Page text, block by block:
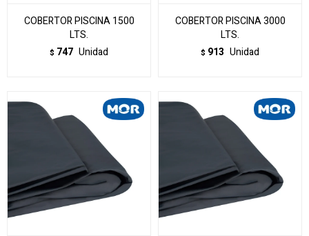
COBERTOR PISCINA 1500
LTS.
$ 747 Unidad
COBERTOR PISCINA 3000
LTS.
$ 913 Unidad